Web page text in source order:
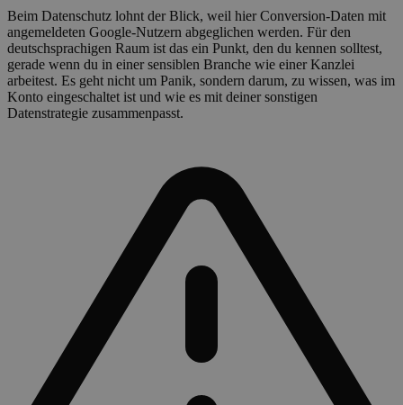
Beim Datenschutz lohnt der Blick, weil hier Conversion-Daten mit
angemeldeten Google-Nutzern abgeglichen werden. Für den
deutschsprachigen Raum ist das ein Punkt, den du kennen solltest,
gerade wenn du in einer sensiblen Branche wie einer Kanzlei
arbeitest. Es geht nicht um Panik, sondern darum, zu wissen, was im
Konto eingeschaltet ist und wie es mit deiner sonstigen
Datenstrategie zusammenpasst.